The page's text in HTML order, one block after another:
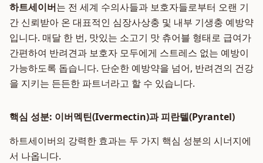
하트세이버는 전 세계 수의사들과 보호자들로부터 오랜 기
간 신뢰받아 온 대표적인 심장사상충 및 내부 기생충 예방약
입니다. 매달 한 번, 맛있는 소고기 맛 츄어블 형태로 급여가
간편하여 반려견과 보호자 모두에게 스트레스 없는 예방이
가능하도록 돕습니다. 단순한 예방약을 넘어, 반려견의 건강
을 지키는 든든한 파트너라고 할 수 있습니다.
핵심 성분: 이버멕틴(Ivermectin)과 피란텔(Pyrantel)
하트세이버의 강력한 효과는 두 가지 핵심 성분의 시너지에
서 나옵니다.